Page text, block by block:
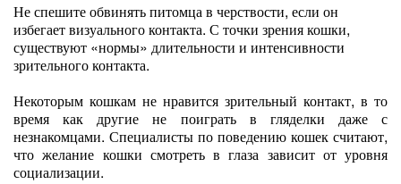
Не спешите обвинять питомца в черствости, если он
избегает визуального контакта. С точки зрения кошки,
существуют «нормы» длительности и интенсивности
зрительного контакта.
Некоторым кошкам не нравится зрительный контакт, в то
время как другие не поиграть в гляделки даже с
незнакомцами. Специалисты по поведению кошек считают,
что желание кошки смотреть в глаза зависит от уровня
социализации.